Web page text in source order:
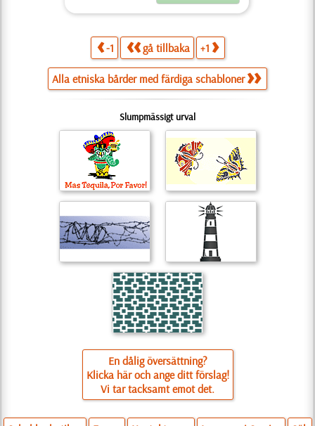
-1 gå tillbaka +1
Alla etniska bårder med färdiga schabloner
Slumpmässigt urval
En dålig översättning?
Klicka här och ange ditt förslag!
Vi tar tacksamt emot det.